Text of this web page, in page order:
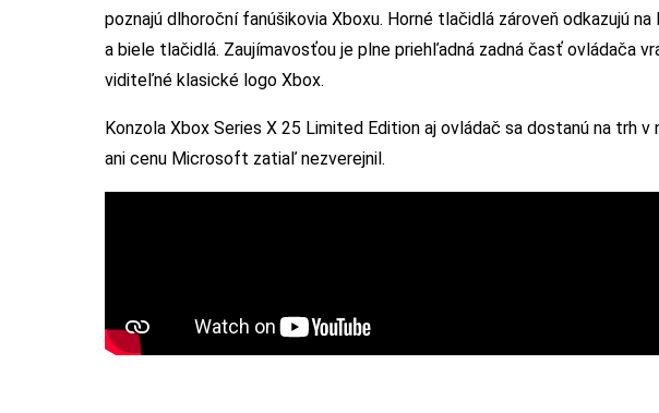
poznajú dlhoroční fanúšikovia Xboxu. Horné tlačidlá zároveň odkazujú
a biele tlačidlá. Zaujímavosťou je plne priehľadná zadná časť ovládača
viditeľné klasické logo Xbox.
Konzola Xbox Series X 25 Limited Edition aj ovládač sa dostanú na trh
ani cenu Microsoft zatiaľ nezverejnil.